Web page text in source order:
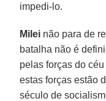
impedi-lo.
Milei não para de
batalha não é
pelas forças do
estas forças estão
século de